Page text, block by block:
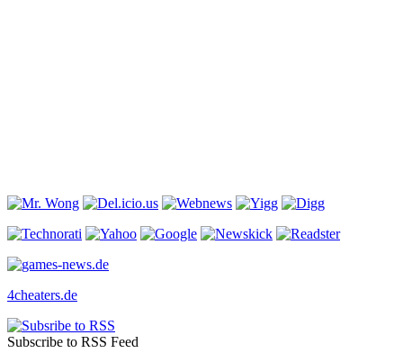
4cheaters.de
Subscribe to RSS Feed